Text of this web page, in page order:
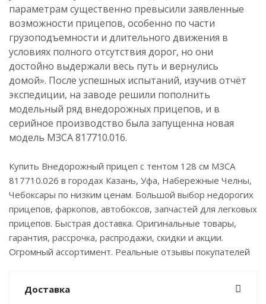
параметрам существенно превысили заявленные
возможности прицепов, особенно по части
грузоподъемности и длительного движения в
условиях полного отсутствия дорог, но они
достойно выдержали весь путь и вернулись
домой». После успешных испытаний, изучив отчёт
экспедиции, на заводе решили пополнить
модельный ряд внедорожных прицепов, и в
серийное производство была запущенна новая
модель МЗСА 817710.016.
Купить Внедорожный прицеп с тентом 128 см МЗСА
817710.026 в городах Казань, Уфа, Набережные Челны,
Чебоксары по низким ценам. Большой выбор недорогих
прицепов, фаркопов, автобоксов, запчастей для легковых
прицепов. Быстрая доставка. Оригинальные товары,
гарантия, рассрочка, распродажи, скидки и акции.
Огромный ассортимент. Реальные отзывы покупателей
Доставка